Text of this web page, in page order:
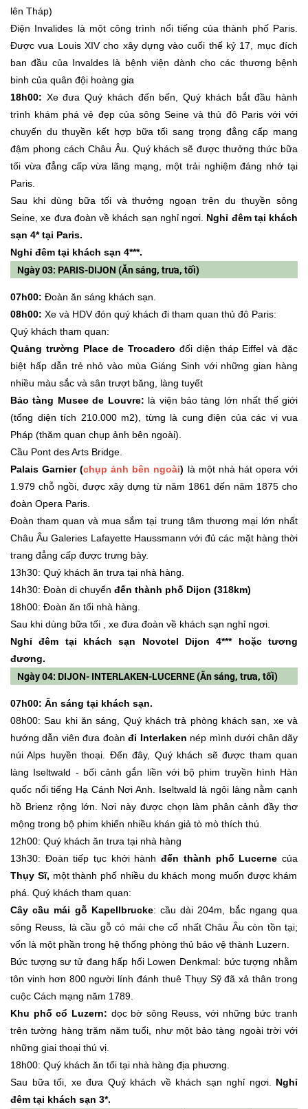
lên Tháp)
Điện Invalides là một công trình nổi tiếng của thành phố Paris.
Được vua Louis XIV cho xây dựng vào cuối thế kỷ 17, mục đích
ban đầu của Invaldes là bệnh viện dành cho các thương bệnh
binh của quân đội hoàng gia
18h00: Xe đưa Quý khách đến bến, Quý khách bắt đầu hành
trình khám phá vẻ đẹp của sông Seine và thủ đô Paris với với
chuyến du thuyền kết hợp bữa tối sang trọng đẳng cấp mang
đậm phong cách Châu Âu. Quý khách sẽ được thưởng thức bữa
tối vừa đẳng cấp vừa lãng mạng, một trải nghiệm đáng nhớ tại
Paris.
Sau khi dùng bữa tối và thưởng ngoạn trên du thuyền sông
Seine, xe đưa đoàn về khách sạn nghỉ ngơi. Nghỉ đêm tại khách
sạn 4* tại Paris.
Nghỉ đêm tại khách sạn 4***.
Ngày 03: PARIS-DIJON (Ăn sáng, trưa, tối)
07h00: Đoàn ăn sáng khách sạn.
08h00: Xe và HDV đón quý khách đi tham quan thủ đô Paris:
Quý khách tham quan:
Quảng trường Place de Trocadero đối diện tháp Eiffel và đặc
biệt hấp dẫn trẻ nhỏ vào mùa Giáng Sinh với những gian hàng
nhiều màu sắc và sân trượt băng, làng tuyết
Bảo tàng Musee de Louvre: là viện bảo tàng lớn nhất thế giới
(tổng diện tích 210.000 m2), từng là cung điện của các vị vua
Pháp (thăm quan chụp ảnh bên ngoài).
Cầu Pont des Arts Bridge.
Palais Garnier (chụp ảnh bên ngoài) là một nhà hát opera với
1.979 chỗ ngồi, được xây dựng từ năm 1861 đến năm 1875 cho
đoàn Opera Paris.
Đoàn tham quan và mua sắm tại trung tâm thương mại lớn nhất
Châu Âu Galeries Lafayette Haussmann với đủ các mặt hàng thời
trang đẳng cấp được trưng bày.
13h30: Quý khách ăn trưa tại nhà hàng.
14h30: Đoàn di chuyển đến thành phố Dijon (318km)
18h00: Đoàn ăn tối nhà hàng.
Sau khi dùng bữa tối , xe đưa đoàn về khách sạn nghỉ ngơi.
Nghỉ đêm tại khách sạn Novotel Dijon 4*** hoặc tương
đương.
Ngày 04: DIJON- INTERLAKEN-LUCERNE (Ăn sáng, trưa, tối)
07h00: Ăn sáng tại khách sạn.
08h00: Sau khi ăn sáng, Quý khách trả phòng khách sạn, xe và
hướng dẫn viên đưa đoànđi Interlaken nép mình dưới chân dãy
núi Alps huyền thoại. Đến đây, Quý khách sẽ được tham quan
làng Iseltwald - bối cảnh gắn liền với bộ phim truyền hình Hàn
quốc nổi tiếng Hạ Cánh Nơi Anh. Iseltwald là ngôi làng nằm cạnh
hồ Brienz rộng lớn. Nơi này được chọn làm phân cảnh đầy thơ
mộng trong bộ phim khiến nhiều khán giả tò mò thích thú.
12h00: Quý khách ăn trưa tại nhà hàng
13h30: Đoàn tiếp tục khởi hànhđến thành phố Lucerne của
Thụy Sĩ, một thành phố nhiều du khách mong muốn được khám
phá. Quý khách tham quan:
Cây cầu mái gỗ Kapellbrucke: cầu dài 204m, bắc ngang qua
sông Reuss, là cầu gỗ có mái che cổ nhất Châu Âu còn tồn tại;
vốn là một phần trong hệ thống phòng thủ bảo vệ thành Luzern.
Bức tượng sư tử đang hấp hối Lowen Denkmal: bức tượng nhằm
tôn vinh hơn 800 người lính đánh thuê Thụy Sỹ đã xả thân trong
cuộc Cách mạng năm 1789.
Khu phố cổ Luzern: dọc bờ sông Reuss, với những bức tranh
trên tường hàng trăm năm tuổi, như một bảo tàng ngoài trời với
những giai thoại thú vị.
18h00: Quý khách ăn tối tại nhà hàng địa phương.
Sau bữa tối, xe đưa Quý khách về khách sạn nghỉ ngơi.
Nghỉ
đêm tại khách sạn 3*.